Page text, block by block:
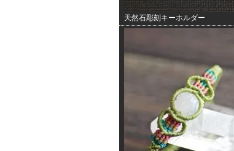
天然石彫刻キーホルダー